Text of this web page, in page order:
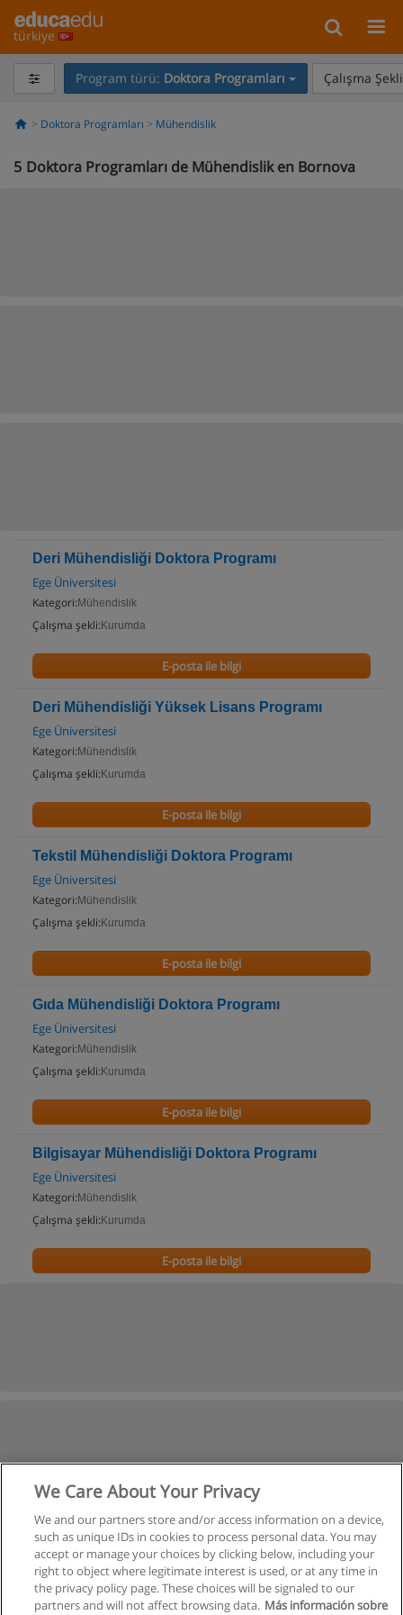
türkiye
Program türü: Doktora Programları Çalışma
Doktora Programları Mühendislik
5 Doktora Programları de Mühendislik en Bornova
Deri Mühendisliği Doktora Programı
Ege Üniversitesi
Kategori: Mühendislik
Çalışma şekli: Kurumda
E-posta ile bilgi
Deri Mühendisliği Yüksek Lisans Programı
Ege Üniversitesi
Kategori: Mühendislik
Çalışma şekli: Kurumda
E-posta ile bilgi
Tekstil Mühendisliği Doktora Programı
Ege Üniversitesi
Kategori: Mühendislik
Çalışma şekli: Kurumda
E-posta ile bilgi
Gıda Mühendisliği Doktora Programı
Ege Üniversitesi
Kategori: Mühendislik
Çalışma şekli: Kurumda
E-posta ile bilgi
Bilgisayar Mühendisliği Doktora Programı
Ege Üniversitesi
Kategori: Mühendislik
Çalışma şekli: Kurumda
E-posta ile bilgi
We Care About Your Privacy
We and our partners store and/or access information on a device,
such as unique IDs in cookies to process personal data. You may
accept or manage your choices by clicking below, including your
right to object where legitimate interest is used, or at any time in
the privacy policy page. These choices will be signaled to our
partners and will not affect browsing data. Más información sobre